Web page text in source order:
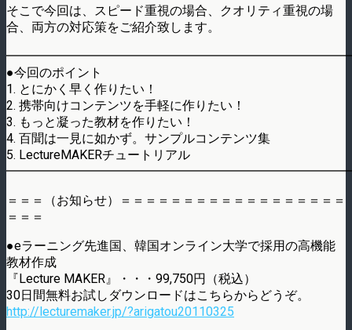
そこで今回は、スピード重視の場合、クオリティ重視の場
合、両方の対応策をご紹介致します。
●今回のポイント
1. とにかく早く作りたい！
2. 携帯向けコンテンツを手軽に作りたい！
3. もっと凝った教材を作りたい！
4. 百聞は一見に如かず。サンプルコンテンツ集
5. LectureMAKERチュートリアル
＝＝＝（お知らせ）＝＝＝＝＝＝＝＝＝＝＝＝＝＝＝＝＝＝
＝＝＝
●eラーニング先進国、韓国オンライン大学で採用の高機能
教材作成
『Lecture MAKER』・・・99,750円（税込）
30日間無料お試しダウンロードはこちらからどうぞ。
http://lecturemaker.jp/?arigatou20110325